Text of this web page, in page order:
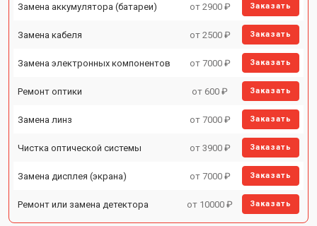
Замена аккумулятора (батареи) от 2900 ₽ Заказать
Замена кабеля от 2500 ₽ Заказать
Замена электронных компонентов от 7000 ₽ Заказать
Ремонт оптики от 600 ₽ Заказать
Замена линз от 7000 ₽ Заказать
Чистка оптической системы от 3900 ₽ Заказать
Замена дисплея (экрана) от 7000 ₽ Заказать
Ремонт или замена детектора от 10000 ₽ Заказать